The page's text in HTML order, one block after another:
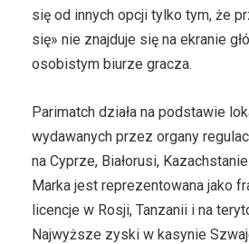
się od innych opcji tylko tym, że
się» nie znajduje się na ekranie
osobistym biurze gracza.
Parimatch działa na podstawie
wydawanych przez organy
na Cyprze, Białorusi,
Marka jest reprezentowana jako
licencje w Rosji, Tanzanii i na
Najwyższe zyski w kasynie